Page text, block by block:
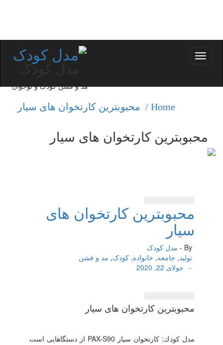
Toggle
مدل کودک
مد و فشن کودک و نوجوان
Home / محبوبترین كارتخوان های سیار
محبوبترین كارتخوان های سیار
محبوبترین كارتخوان های
سیار
By -
مدل کودک
تولید, جامعه, خانواده, کودک, مد و فشن
جولای 22, 2020
-
محبوبترین كارتخوان های سیار
مدل كودك: كارتخوان سیار PAX-S90 از دستگاهایی است